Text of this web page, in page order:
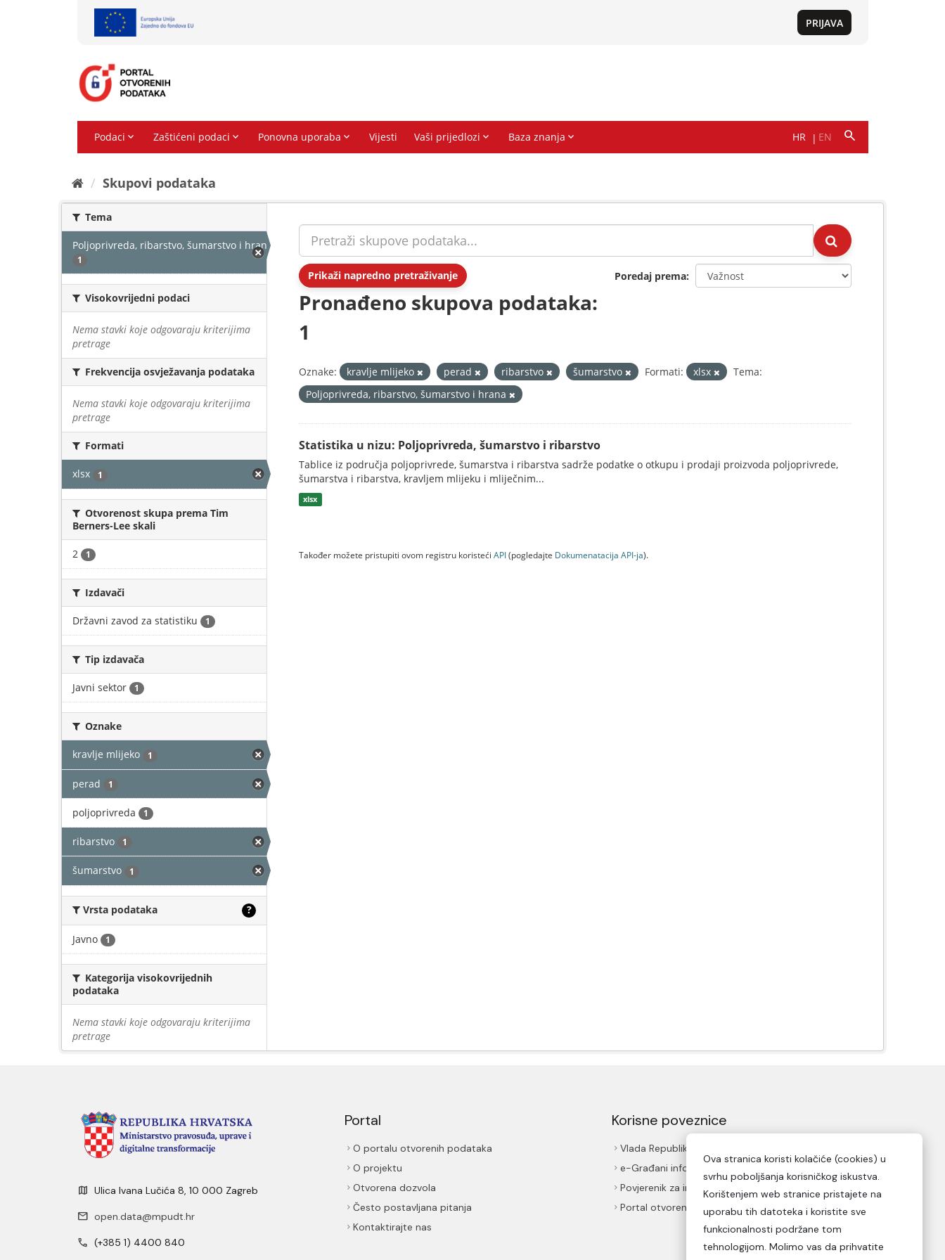
Skupovi podаtаkа
Tema
Poljoprivreda, ribarstvo, šumarstvo i hrana
1
Visokovrijedni podaci
Nema stavki koje odgovaraju kriterijima
pretrage
Frekvencija osvježavanja podataka
Nema stavki koje odgovaraju kriterijima
pretrage
Formati
xlsx 1
Otvorenost skupa prema Tim
Berners-Lee skali
2 1
Izdavači
Državni zavod za statistiku 1
Tip izdavača
Javni sektor 1
Oznake
kravlje mlijeko 1
perad 1
poljoprivreda 1
ribarstvo 1
šumarstvo 1
Vrsta podataka ?
Javno 1
Kategorija visokovrijednih
podataka
Nema stavki koje odgovaraju kriterijima
pretrage
Prikaži napredno pretraživanje Poredaj prema
Pronađeno skupova podataka:
1
Oznake: kravlje mlijeko perad ribarstvo šumarstvo Formati: xlsx
Tema:
Poljoprivreda, ribarstvo, šumarstvo i hrana
Statistika u nizu: Poljoprivreda, šumarstvo i ribarstvo
Tablice iz područja poljoprivrede, šumarstva i ribarstva sadrže podatke o otkupu i prodaji proizvoda poljoprivrede,
šumarstva i ribarstva, kravljem mlijeku i mliječnim...
xlsx
Također možete pristupiti ovom registru koristeći API(pogledajte Dokumenаtаcijа API-jа).